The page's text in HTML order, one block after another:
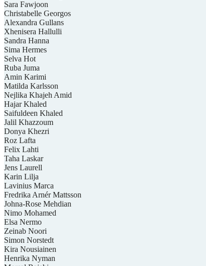
Sara Fawjoon
Christabelle Georgos
Alexandra Gullans
Xhenisera Hallulli
Sandra Hanna
Sima Hermes
Selva Hot
Ruba Juma
Amin Karimi
Matilda Karlsson
Nejlika Khajeh Amid
Hajar Khaled
Saifuldeen Khaled
Jalil Khazzoum
Donya Khezri
Roz Lafta
Felix Lahti
Taha Laskar
Jens Laurell
Karin Lilja
Lavinius Marca
Fredrika Arnér Mattsson
Johna-Rose Mehdian
Nimo Mohamed
Elsa Nermo
Zeinab Noori
Simon Norstedt
Kira Nousiainen
Henrika Nyman